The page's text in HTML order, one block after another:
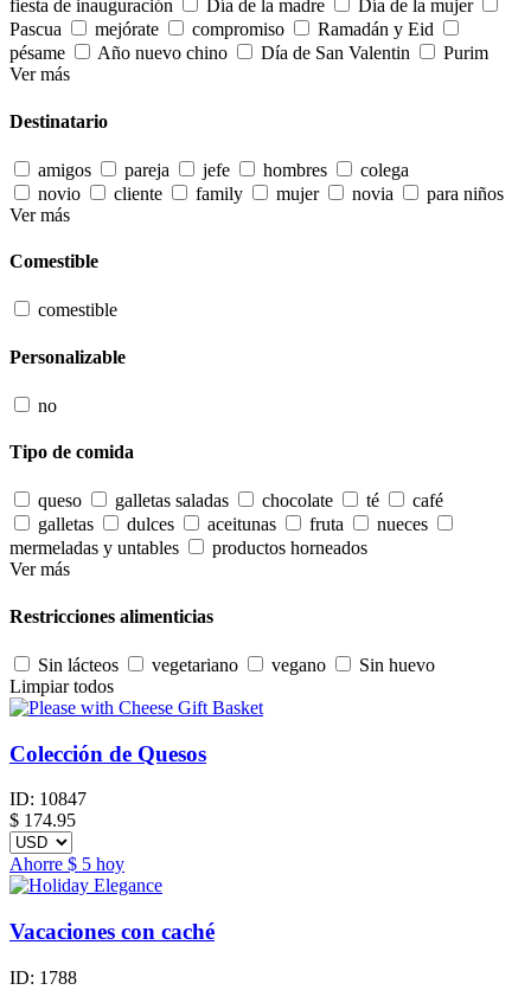
fiesta de inauguración
Día de la madre
Día de la mujer
Pascua
mejórate compromiso
Ramadán y Eid
pésame
Año nuevo chino Día de San Valentin
Purim
Ver más
Destinatario
amigos pareja jefe hombres
colega
novio
cliente family mujer novia
para niños
Ver más
Comestible
comestible
Personalizable
no
Tipo de comida
queso galletas saladas chocolate té
café
galletas
dulces aceitunas fruta
nueces
mermeladas y untables
productos horneados
Ver más
Restricciones alimenticias
Sin lácteos vegetariano vegano
Sin huevo
Limpiar todos
Colección de Quesos
ID: 10847
$ 174.95
Ahorre $ 5 hoy
Vacaciones con caché
ID: 1788